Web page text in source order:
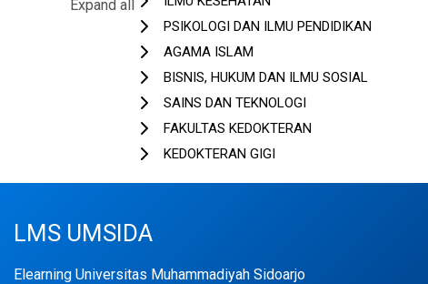
Expand all
PSIKOLOGI DAN ILMU PENDIDIKAN
AGAMA ISLAM
BISNIS, HUKUM DAN ILMU SOSIAL
SAINS DAN TEKNOLOGI
FAKULTAS KEDOKTERAN
KEDOKTERAN GIGI
LMS UMSIDA
Elearning Universitas Muhammadiyah Sidoarjo